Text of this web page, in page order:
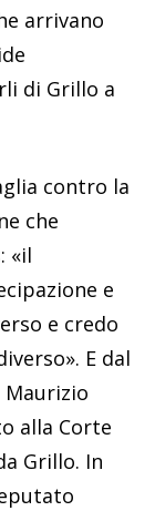
arrivano
di Grillo a
contro la
che
«il
e
e credo
E dal
alla Corte
Grillo. In